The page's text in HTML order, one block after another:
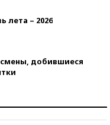
лета – 2026
добившиеся